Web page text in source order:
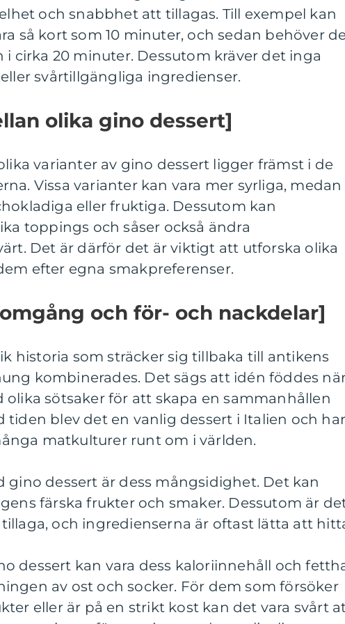
och snabbhet att tillagas. Till exempel kan
så kort som 10 minuter, och sedan behöver
i cirka 20 minuter. Dessutom kräver det inga
svårtillgängliga ingredienser.
olika gino dessert]
varianter av gino dessert ligger främst i de
Vissa varianter kan vara mer syrliga, medan
eller fruktiga. Dessutom kan
toppings och såser också ändra
Det är därför det är viktigt att utforska olika
efter egna smakpreferenser.
och för- och nackdelar]
historia som sträcker sig tillbaka till antikens
kombinerades. Det sägs att idén föddes
olika sötsaker för att skapa en sammanhållen
tiden blev det en vanlig dessert i Italien och
matkulturer runt om i världen.
gino dessert är dess mångsidighet. Det kan
färska frukter och smaker. Dessutom är
och ingredienserna är oftast lätta att
dessert kan vara dess kaloriinnehåll och
av ost och socker. För dem som försöker
eller är på en strikt kost kan det vara svårt